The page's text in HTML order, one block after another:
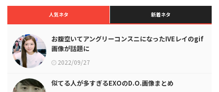
人気ネタ 新着ネタ
お腹空いてアングリーコンスニになったIVEレイのgif
画像が話題に
2022/09/27
似てる人が多すぎるEXOのD.O.画像まとめ